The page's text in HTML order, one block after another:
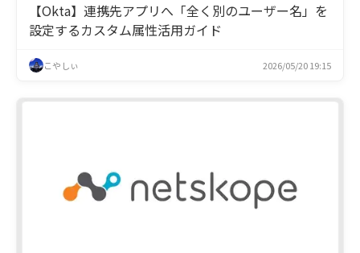
【Okta】連携先アプリへ「全く別のユーザー名」を
設定するカスタム属性活用ガイド
こやしぃ 2026/05/20 19:15